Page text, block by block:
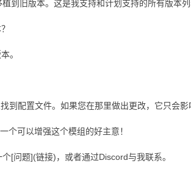
到旧版本。这是我支持和计划支持的所有版本
。
到配置文件。如果您在那里做出更改，它只会
个可以增强这个模组的好主意！
[问题](链接)，或者通过Discord与我联系。